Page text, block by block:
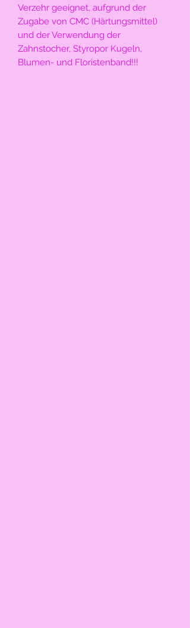
Verzehr geeignet, aufgrund der
Zugabe von CMC (Härtungsmittel)
und der Verwendung der
Zahnstocher, Styropor Kugeln,
Blumen- und Floristenband!!!